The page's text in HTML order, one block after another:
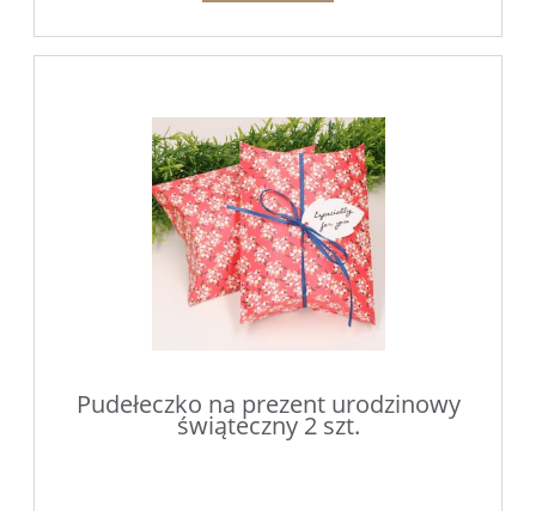
Pudełeczko na prezent urodzinowy
świąteczny 2 szt.